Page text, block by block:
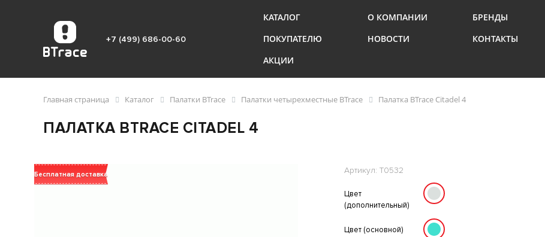
+7 (499) 686-00-60
КАТАЛОГ О КОМПАНИИ
БРЕНДЫ
ПОКУПАТЕЛЮ
НОВОСТИ
КОНТАКТЫ
АКЦИИ
Главная страница Каталог Палатки BTrace Палатки четырехместные BTrace Палатка BTrace Citadel 4
ПАЛАТКА BTRACE CITADEL 4
Бесплатная доставка Артикул: T0532
Цвет
(дополнительный)
Цвет (основной)